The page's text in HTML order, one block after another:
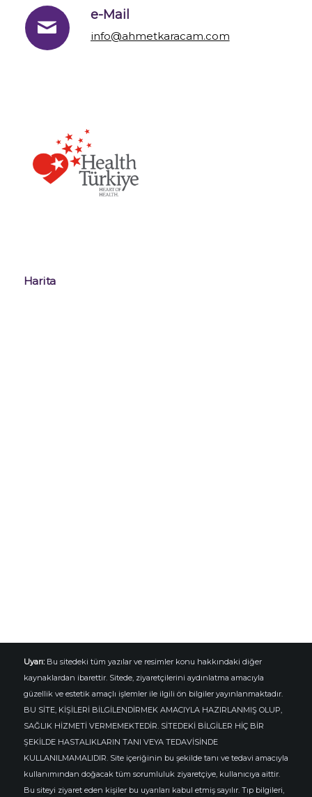
e-Mail
info@ahmetkaracam.com
Harita
Uyarı:Bu sitedeki tüm yazılar ve resimler konu hakkındaki diğer
kaynaklardan ibarettir. Sitede, ziyaretçilerini aydınlatma amacıyla
güzellik ve estetik amaçlı işlemler ile ilgili ön bilgiler yayınlanmaktadır.
BU SİTE, KİŞİLERİ BİLGİLENDİRMEK AMACIYLA HAZIRLANMIŞ OLUP,
SAĞLIK HİZMETİ VERMEMEKTEDİR. SİTEDEKİ BİLGİLER HİÇ BİR
ŞEKİLDE HASTALIKLARIN TANI VEYA TEDAVİSİNDE
KULLANILMAMALIDIR. Site içeriğinin bu şekilde tanı ve tedavi amacıyla
kullanımından doğacak tüm sorumluluk ziyaretçiye, kullanıcıya aittir.
Bu siteyi ziyaret eden kişiler bu uyarıları kabul etmiş sayılır. Tıp bilgileri,